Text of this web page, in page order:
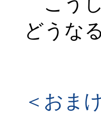
どうな
＜おま